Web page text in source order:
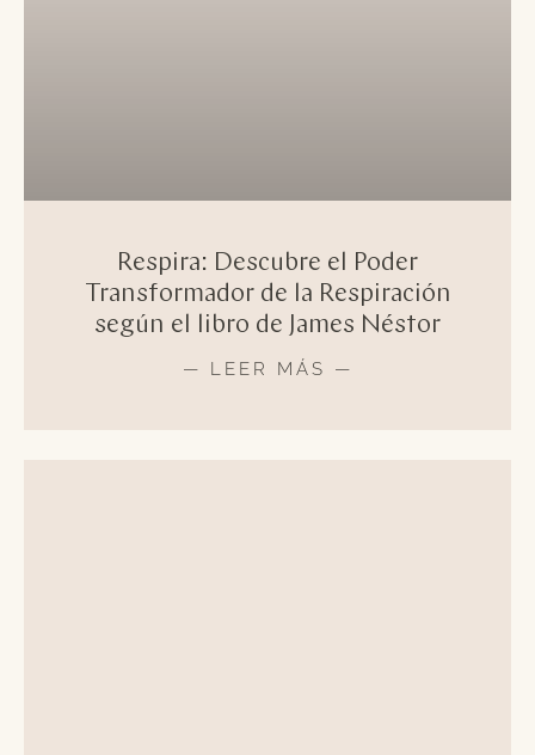
Respira: Descubre el Poder
Transformador de la Respiración
según el libro de James Néstor
— LEER MÁS —